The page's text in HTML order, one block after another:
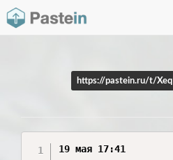
https://pastein.ru/t/Xeq
19 мая 17:41